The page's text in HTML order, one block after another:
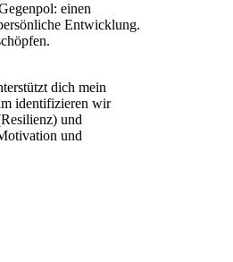
einen
Entwicklung.
dich mein
identifizieren wir
und
und